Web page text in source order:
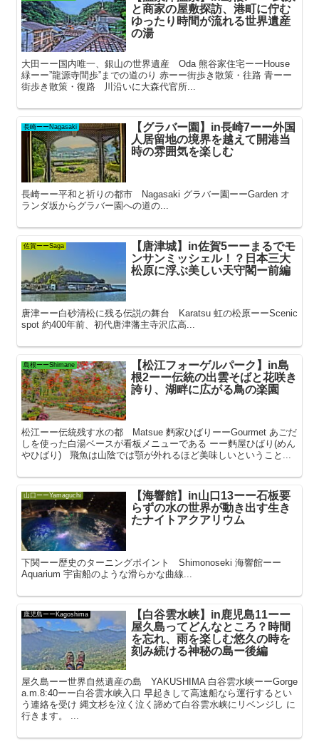
と商家の屋敷探訪、港町に佇む
ゆったり時間が流れる世界遺産
の湯
大田ーー国内唯一、銀山の世界遺産 Oda 熊谷家住宅ーーHouse
緑ーー”龍源寺間歩”までの道のり 赤ーー街歩き散策・往路 青ーー
街歩き散策・復路 川沿いに大森代官所...
長崎ーーNagasaki
【グラバー園】in長崎7ーー外国
人居留地の境界を越えて開港当
時の雰囲気を楽しむ
長崎ーー平和と祈りの都市 Nagasaki グラバー園ーーGarden オ
ランダ坂からグラバー園への道の...
佐賀ーーSaga
【唐津城】in佐賀5ーーまるでモ
ンサンミッシェル！？日本三大
松原に浮ぶ美しい天守閣ー前編
唐津ーー白砂清松に残る伝説の舞台 Karatsu 虹の松原ーーScenic
spot 約400年前、初代唐津藩主寺沢広高...
島根ーーShimane
【松江フォーゲルパーク】in島
根2ーー伝統の出雲そばと花咲き
誇り、湖畔に広がる鳥の楽園
松江ーー伝統残す水の都 Matsue 麪家ひばりーーGourmet あごだ
しを使った白湯ベースが看板メニューである ーー麪屋ひばり(めん
やひばり) 飛魚は山陰では顎が外れるほど美味しいということ...
山口ーーYamaguchi
【海響館】in山口13ーー石板要
らずの水の世界が動き出す生き
たナイトアクアリウム
下関ーー歴史のターニングポイント Shimonoseki 海響館ーー
Aquarium 宇宙船のような滑らかな曲線...
鹿児島ーーKagoshima
【白谷雲水峡】in鹿児島11ーー
屋久島ってどんなところ？時間
を忘れ、雨を楽しむ悠久の時を
刻み続ける神秘の島ー後編
屋久島ーー世界自然遺産の島 YAKUSHIMA 白谷雲水峡ーーGorge
a.m.8:40ーー白谷雲水峡入口 早起きして高速船なら運行するとい
う連絡を受け 縄文杉を泣く泣く諦めて白谷雲水峡にリベンジし に
行きます。 ...